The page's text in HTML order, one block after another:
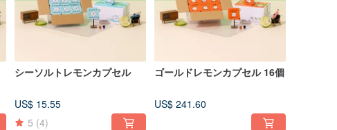
シーソルトレモンカプセル
US$ 15.55
5 (4)
ゴールドレモンカプセル 16個
US$ 241.60